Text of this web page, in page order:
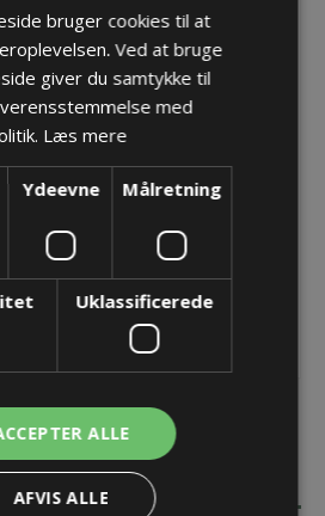
fitting, M20, T80, 5,0-8,0
NKEZ-M202T/B2
- ABB Schweitzerland Ltd
for at se priser
BESKRIVELSE
bruger cookies til at
Ved at bruge
giver du samtykke til
med
Læs mere
Ydeevne Målretning
Uklassificerede
ALLE
AFVIS ALLE